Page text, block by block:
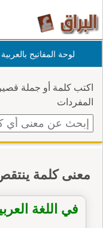
لوحة المفاتيح بالعربية
اكتب كلمة أو جملة
المفردات
معنى كلمة
في اللغة